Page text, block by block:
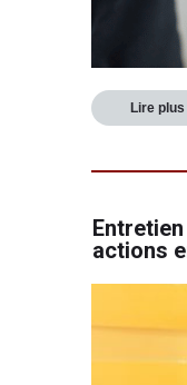
Lire plus
actions